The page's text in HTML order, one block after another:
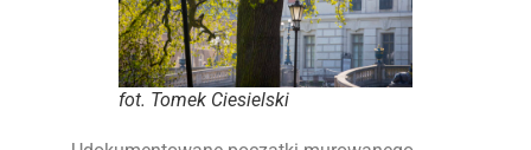
fot. Tomek Ciesielski